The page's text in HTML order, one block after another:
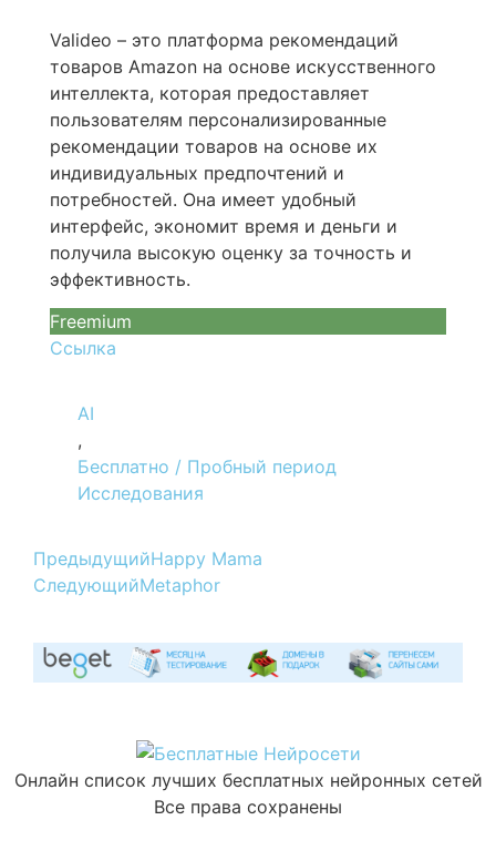
Valideo – это платформа рекомендаций
товаров Amazon на основе искусственного
интеллекта, которая предоставляет
пользователям персонализированные
рекомендации товаров на основе их
индивидуальных предпочтений и
потребностей. Она имеет удобный
интерфейс, экономит время и деньги и
получила высокую оценку за точность и
эффективность.
Freemium
Ссылка
AI
,
Бесплатно / Пробный период
Исследования
ПредыдущийHappy Mama
СледующийMetaphor
Онлайн список лучших бесплатных нейронных сетей
Все права сохранены